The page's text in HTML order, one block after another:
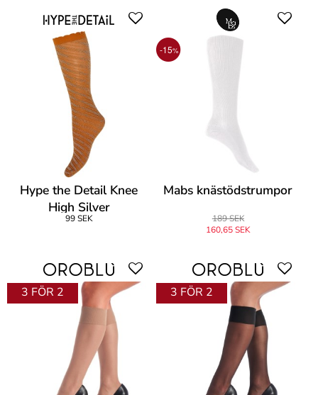
Hype the Detail Knee
High Silver
99 SEK
-15%
Mabs knästödstrumpor
189 SEK
160,65 SEK
3 FÖR 2 3 FÖR 2